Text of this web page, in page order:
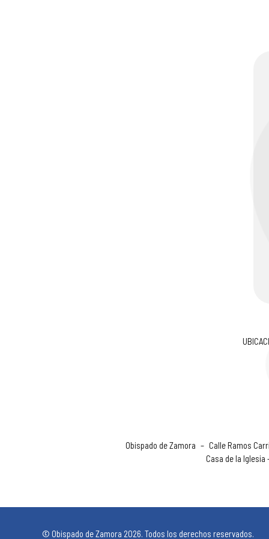
Obispado de Zamora – Calle Ramos
Casa de la Iglesia
© Obispado de Zamora 2026. Todos los derechos reservados.